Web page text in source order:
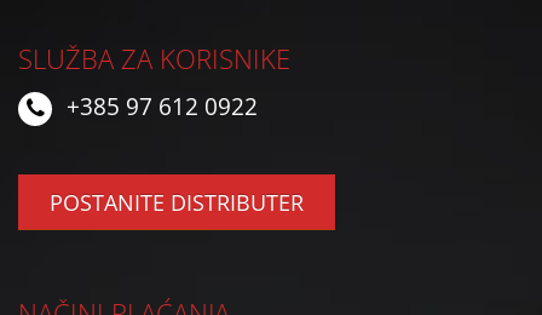
SLUŽBA ZA KORISNIKE
+385 97 612 0922
POSTANITE DISTRIBUTER